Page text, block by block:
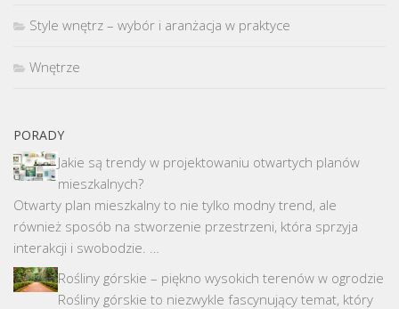
Style wnętrz – wybór i aranżacja w praktyce
Wnętrze
PORADY
Jakie są trendy w projektowaniu otwartych planów
mieszkalnych?
Otwarty plan mieszkalny to nie tylko modny trend, ale
również sposób na stworzenie przestrzeni, która sprzyja
interakcji i swobodzie. …
Rośliny górskie – piękno wysokich terenów w ogrodzie
Rośliny górskie to niezwykle fascynujący temat, który